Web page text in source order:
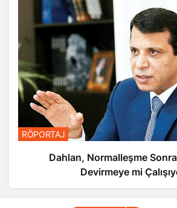
RÖPORTAJ
Dahlan, Normalleşme
Devirmeye mi